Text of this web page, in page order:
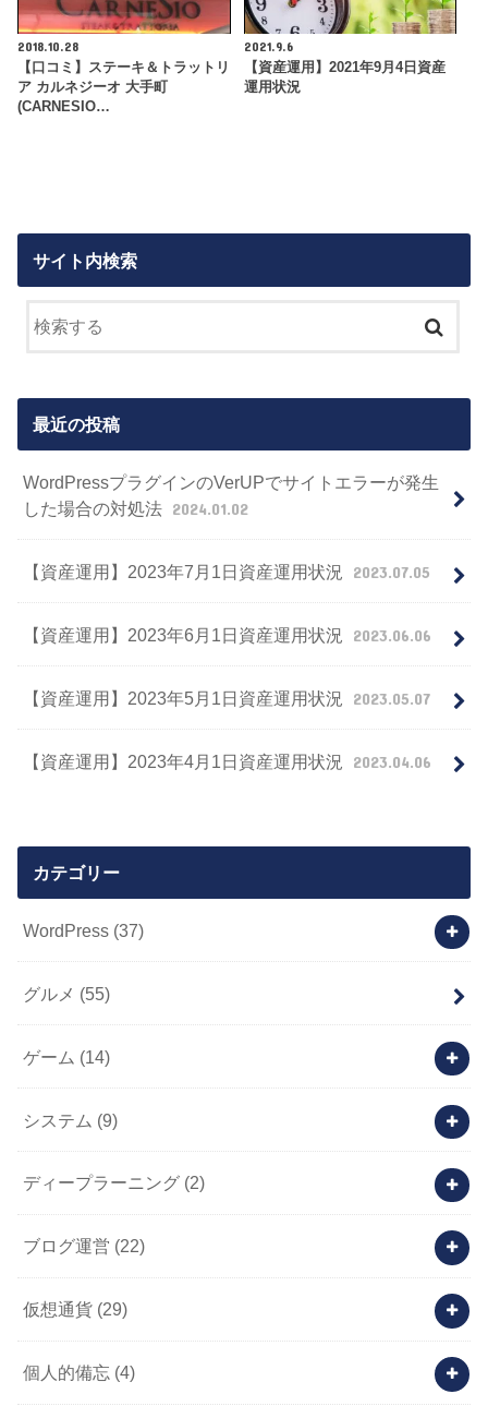
2018.10.28
【口コミ】ステーキ＆トラットリ
ア カルネジーオ 大手町
(CARNESIO…
2021.9.6
【資産運用】2021年9月4日資産
運用状況
サイト内検索
最近の投稿
WordPressプラグインのVerUPでサイトエラーが発生
した場合の対処法 2024.01.02
【資産運用】2023年7月1日資産運用状況 2023.07.05
【資産運用】2023年6月1日資産運用状況 2023.06.06
【資産運用】2023年5月1日資産運用状況 2023.05.07
【資産運用】2023年4月1日資産運用状況 2023.04.06
カテゴリー
WordPress (37)
グルメ (55)
ゲーム (14)
システム (9)
ディープラーニング (2)
ブログ運営 (22)
仮想通貨 (29)
個人的備忘 (4)